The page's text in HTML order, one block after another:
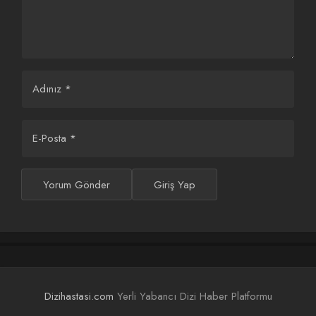
Adınız *
E-Posta *
Yorum Gönder Giriş Yap
Dizihastasi.com Yerli Yabancı Dizi Haber Platformu